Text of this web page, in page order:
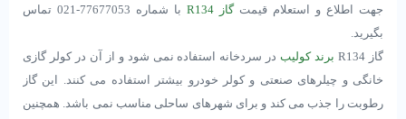
جهت اطلاع و استعلام قیمت گاز R134
با شماره 77677053-021 تماس
بگیرید.
گاز R134
برند کولیبدر سردخانه استفاده نمی شود و از آن در کولر گازی
خانگی و چیلرهای صنعتی و کولر خودرو بیشتر استفاده می کنند. این گاز
رطوبت را جذب می کند و برای شهرهای ساحلی مناسب نمی باشد. همچنین